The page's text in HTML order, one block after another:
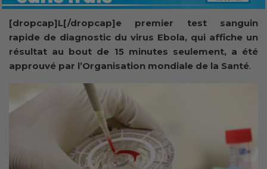
[dropcap]L[/dropcap]e premier test sanguin
rapide de diagnostic du virus Ebola, qui affiche un
résultat au bout de 15 minutes seulement, a été
approuvé par l’Organisation mondiale de la Santé.